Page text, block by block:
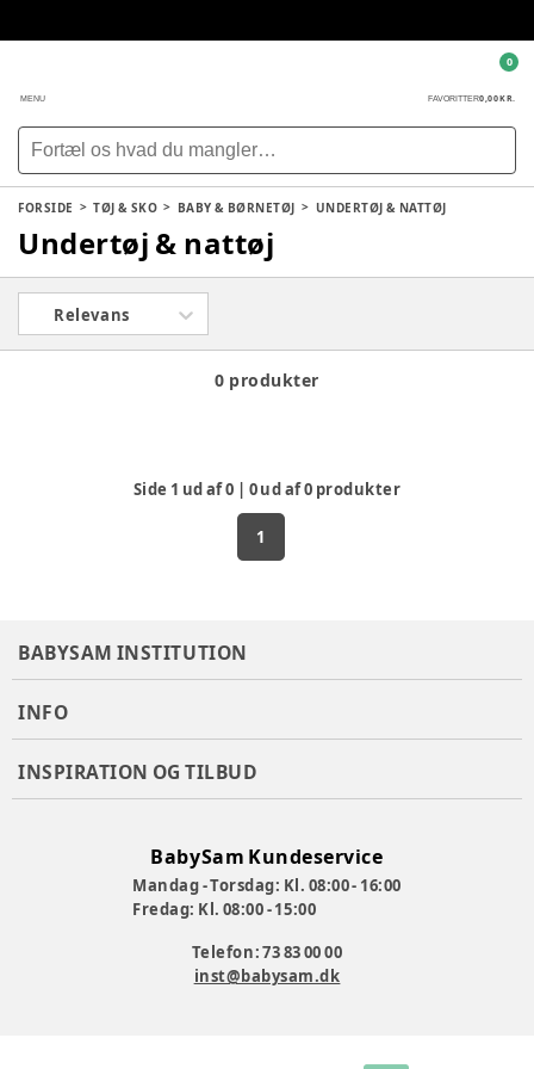
MENU FAVORITTER0,00 KR.
0
FORSIDE TØJ & SKO BABY & BØRNETØJ UNDERTØJ & NATTØJ
Undertøj & nattøj
Relevans
0 produkter
Side 1 ud af0 0ud af0 produkter
1
BABYSAM INSTITUTION
INFO
INSPIRATION OG TILBUD
BabySam Kundeservice
Mandag - Torsdag: Kl. 08:00 - 16:00
Fredag: Kl. 08:00 - 15:00
Telefon: 73 83 00 00
inst@babysam.dk